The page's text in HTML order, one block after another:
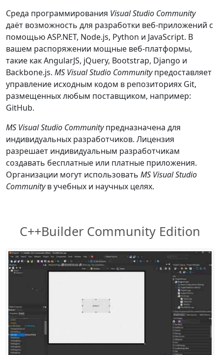
Среда программирования Visual Studio Community
даёт возможность для разработки веб-приложений с
помощью ASP.NET, Node.js, Python и JavaScript. В
вашем распоряжении мощные веб-платформы,
такие как AngularJS, jQuery, Bootstrap, Django и
Backbone.js. MS Visual Studio Communityпредоставляет
управление исходным кодом в репозиториях Git,
размещенных любым поставщиком, например:
GitHub.
MS Visual Studio Communityпредназначена для
индивидуальных разработчиков. Лицензия
разрешает индивидуальным разработчикам
создавать бесплатные или платные приложения.
Организации могут использовать MS Visual Studio
Communityв учебных и научных целях.
C++Builder Community Edition